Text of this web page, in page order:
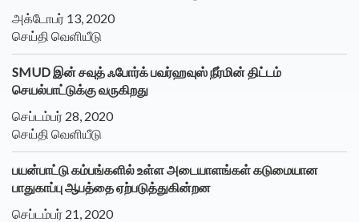
அக்டோபர் 13, 2020
செய்தி வெளியீடு
SMUD இன் சவுத் ஃபோர்க் பவர்ஹவுஸ் நீர்மின் திட்டம்
செயல்பாட்டுக்கு வருகிறது
செப்டம்பர் 28, 2020
செய்தி வெளியீடு
பயன்பாட்டு கம்பங்களில் உள்ள அடையாளங்கள் கடுமையான
பாதுகாப்பு ஆபத்தை ஏற்படுத்துகின்றன
செப்டம்பர் 21, 2020